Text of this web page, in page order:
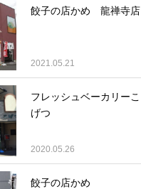
餃子の店かめ 龍禅寺店
2021.05.21
フレッシュベーカリーこ
げつ
2020.05.26
餃子の店かめ